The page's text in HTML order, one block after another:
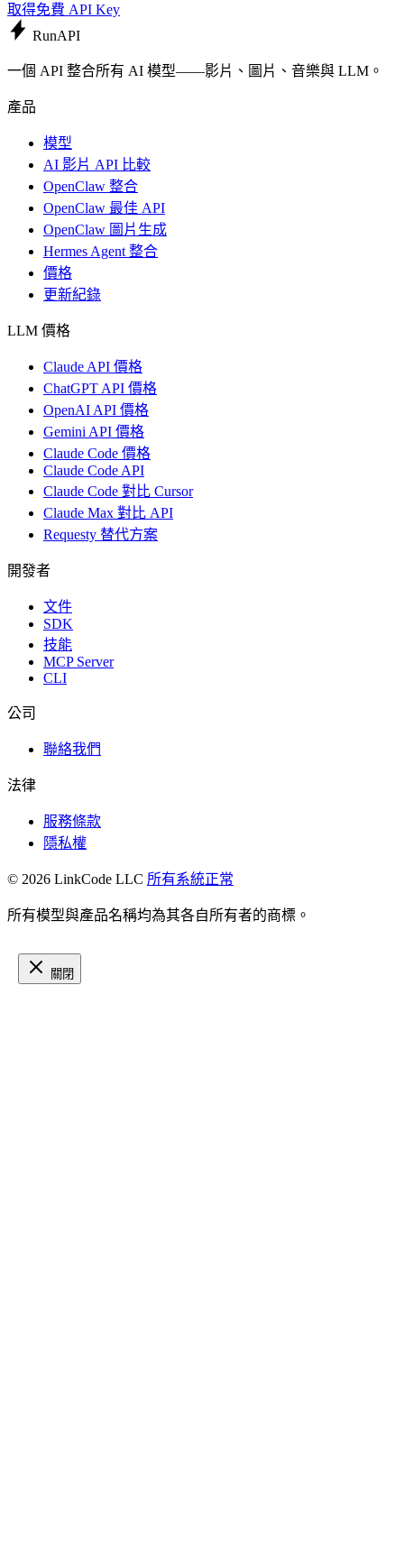
取得免費 API Key
RunAPI
一個 API 整合所有 AI 模型——影片、圖片、音樂與 LLM。
產品
模型
AI 影片 API 比較
OpenClaw 整合
OpenClaw 最佳 API
OpenClaw 圖片生成
Hermes Agent 整合
價格
更新紀錄
LLM 價格
Claude API 價格
ChatGPT API 價格
OpenAI API 價格
Gemini API 價格
Claude Code 價格
Claude Code API
Claude Code 對比 Cursor
Claude Max 對比 API
Requesty 替代方案
開發者
文件
SDK
技能
MCP Server
CLI
公司
聯絡我們
法律
服務條款
隱私權
© 2026 LinkCode LLC 所有系統正常
所有模型與產品名稱均為其各自所有者的商標。
關閉